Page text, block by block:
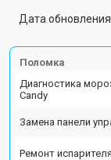
Дата
Поломка
Диагностика
Candy
Замена панели
Ремонт испарителя